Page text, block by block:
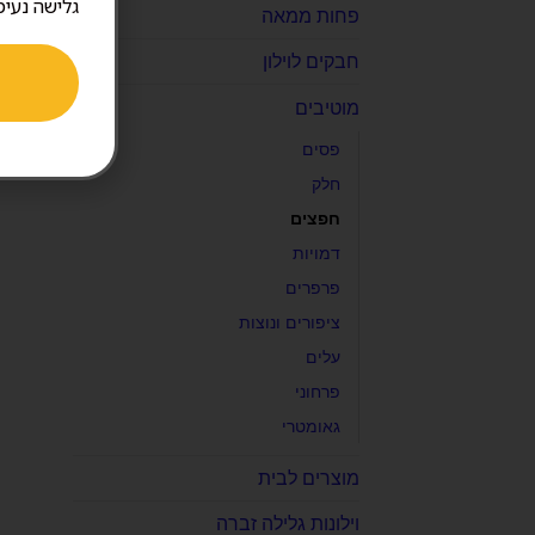
פחות ממאה
חבקים לוילון
מוטיבים
פסים
חלק
חפצים
דמויות
פרפרים
ציפורים ונוצות
עלים
פרחוני
גאומטרי
מוצרים לבית
וילונות גלילה זברה
גלישה